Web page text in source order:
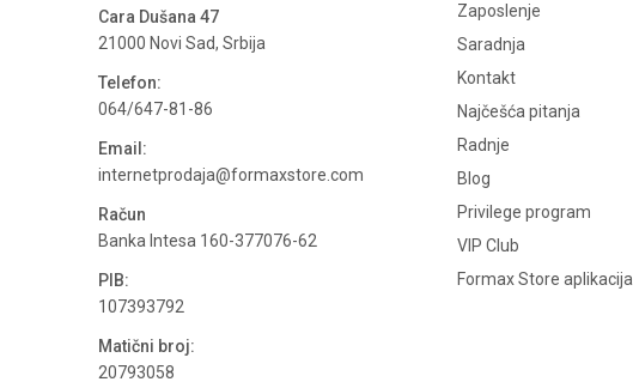
Cara Dušana 47
21000 Novi Sad, Srbija
Telefon:
064/647-81-86
Email:
internetprodaja@formaxstore.com
Račun
Banka Intesa 160-377076-62
PIB:
107393792
Matični broj:
20793058
Zaposlenje
Saradnja
Kontakt
Najčešća pitanja
Radnje
Blog
Privilege program
VIP Club
Formax Store aplikacija